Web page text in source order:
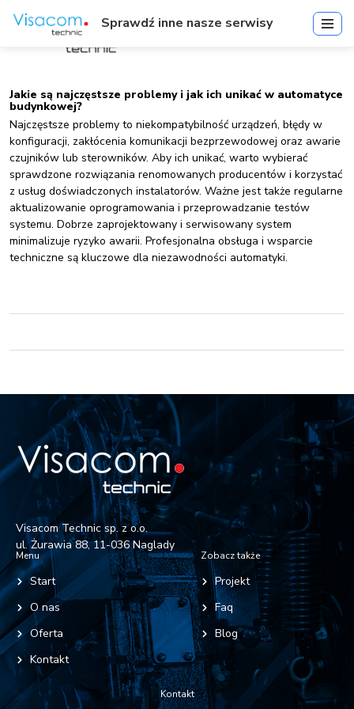
Jakie są najczęstsze problemy i jak ich unikać w automatyce
budynkowej?
Najczęstsze problemy to niekompatybilność urządzeń, błędy w
konfiguracji, zakłócenia komunikacji bezprzewodowej oraz awarie
czujników lub sterowników. Aby ich unikać, warto wybierać
sprawdzone rozwiązania renomowanych producentów i korzystać
z usług doświadczonych instalatorów. Ważne jest także regularne
aktualizowanie oprogramowania i przeprowadzanie testów
systemu. Dobrze zaprojektowany i serwisowany system
minimalizuje ryzyko awarii. Profesjonalna obsługa i wsparcie
techniczne są kluczowe dla niezawodności automatyki.
Visacom Technic sp. z o.o.
ul. Żurawia 88, 11-036 Naglady
Menu
Start
O nas
Oferta
Kontakt
Zobacz także
Projekt
Faq
Blog
Kontakt
Sprawdź inne nasze serwisy